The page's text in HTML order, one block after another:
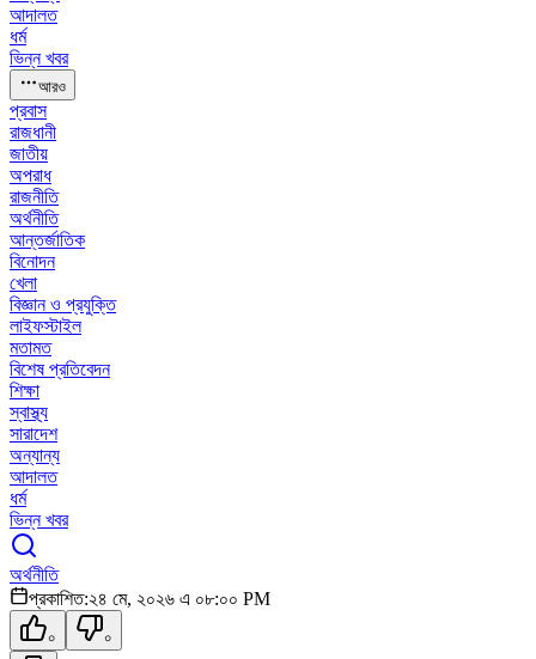
আদালত
ধর্ম
ভিন্ন খবর
আরও
প্রবাস
রাজধানী
জাতীয়
অপরাধ
রাজনীতি
অর্থনীতি
আন্তর্জাতিক
বিনোদন
খেলা
বিজ্ঞান ও প্রযুক্তি
লাইফস্টাইল
মতামত
বিশেষ প্রতিবেদন
শিক্ষা
স্বাস্থ্য
সারাদেশ
অন্যান্য
আদালত
ধর্ম
ভিন্ন খবর
অর্থনীতি
প্রকাশিত:২৪ মে, ২০২৬ এ ০৮:০০ PM
০ ০